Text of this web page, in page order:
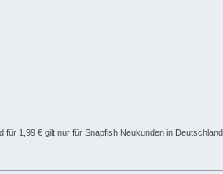
1,99 € gilt nur für Snapfish Neukunden in Deutschland.